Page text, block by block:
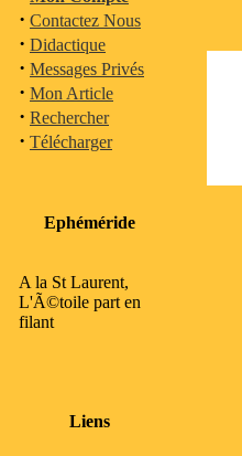
· Contactez Nous
· Didactique
· Messages Privés
· Mon Article
· Rechercher
· Télécharger
Ephéméride
A la St Laurent,
L'Ã©toile part en
filant
Liens